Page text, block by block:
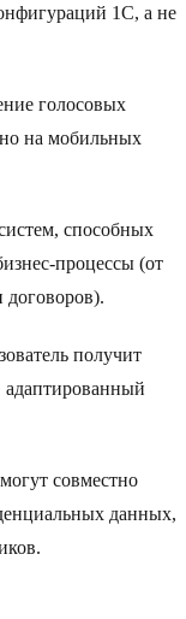
1C, а не
голосовых
на мобильных
способных
процессы (от
договоров).
получит
совместно
данных,